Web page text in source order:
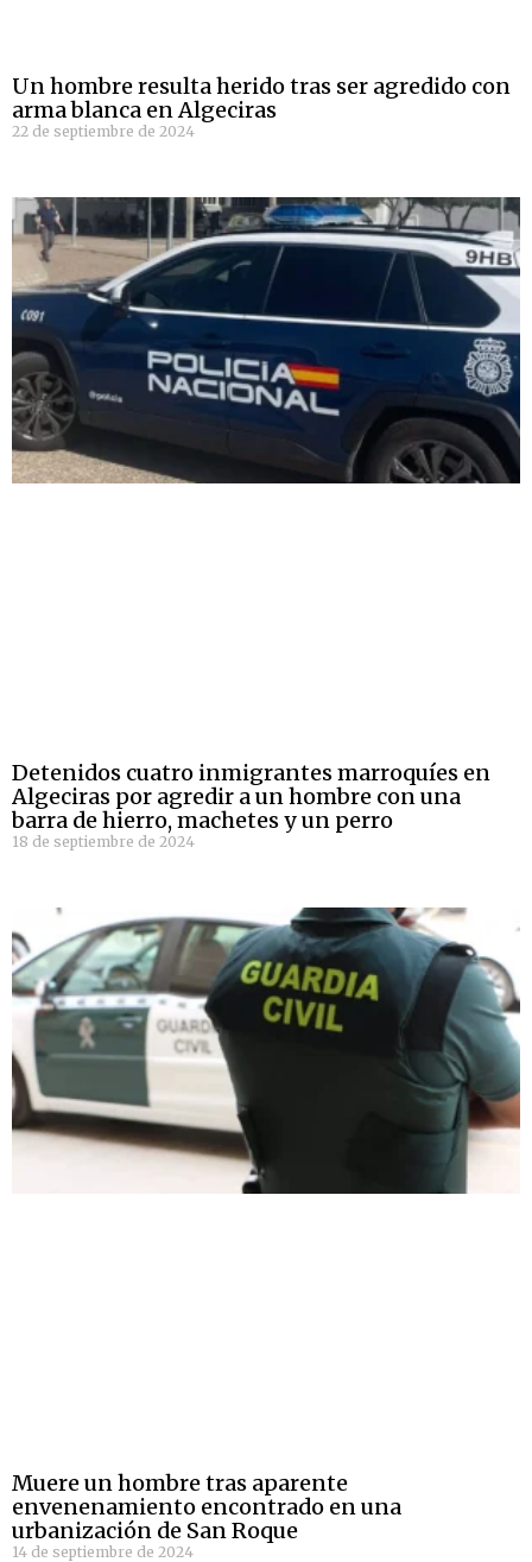
Un hombre resulta herido tras ser agredido con
arma blanca en Algeciras
22 de septiembre de 2024
Detenidos cuatro inmigrantes marroquíes en
Algeciras por agredir a un hombre con una
barra de hierro, machetes y un perro
18 de septiembre de 2024
Muere un hombre tras aparente
envenenamiento encontrado en una
urbanización de San Roque
14 de septiembre de 2024